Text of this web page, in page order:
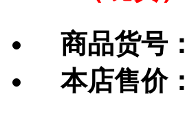
商品货号：
本店售价：